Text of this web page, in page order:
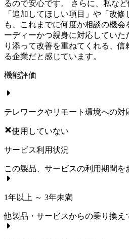
るので安心です。 さらに、私な
「追加してほしい項目」や「改
も、これまでに何度か相談の機
ーディーかつ親身に対応してい
り添って改善を重ねてくれる、
る企業だと感じています。
機能評価
テレワークやリモート環境への対
使用していない
サービス利用状況
この製品、サービスの利用期間を
1年以上 ～ 3年未満
他製品・サービスからの乗り換え